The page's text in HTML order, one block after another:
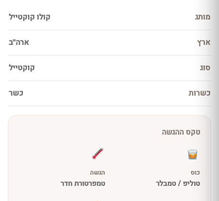
מותג קולו קוקטייל
ארץ ארה''ב
סוג קוקטייל
כשרות כשר
טקס ההגשה
כוס
טוליפ / טמבלר
הגשה
טמפרטורת חדר